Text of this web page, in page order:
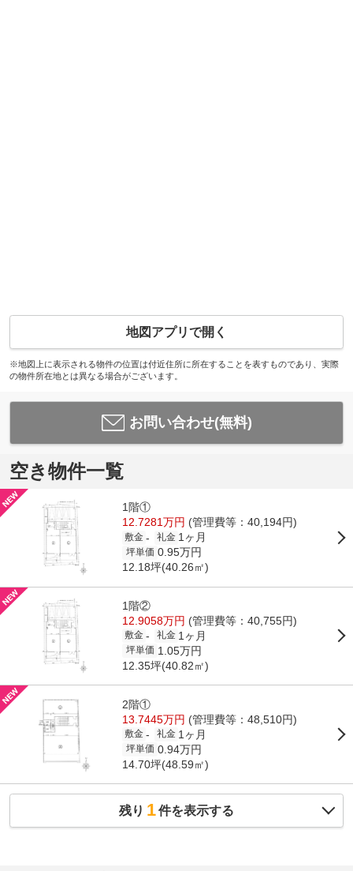
地図アプリで開く
※地図上に表示される物件の位置は付近住所に所在することを表すものであり、実際
の物件所在地とは異なる場合がございます。
お問い合わせ(無料)
空き物件一覧
1階①
12.7281万円 (管理費等：40,194円)
敷金 - 礼金 1ヶ月
坪単価 0.95万円
12.18坪(40.26㎡)
1階②
12.9058万円 (管理費等：40,755円)
敷金 - 礼金 1ヶ月
坪単価 1.05万円
12.35坪(40.82㎡)
2階①
13.7445万円 (管理費等：48,510円)
敷金 - 礼金 1ヶ月
坪単価 0.94万円
14.70坪(48.59㎡)
残り 1件を表示する